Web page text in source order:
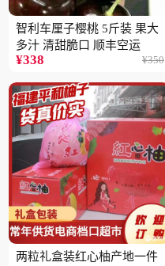
智利车厘子樱桃 5斤装 果大
多汁 清甜脆口 顺丰空运
¥338 ¥350
两粒礼盒装红心柚产地一件